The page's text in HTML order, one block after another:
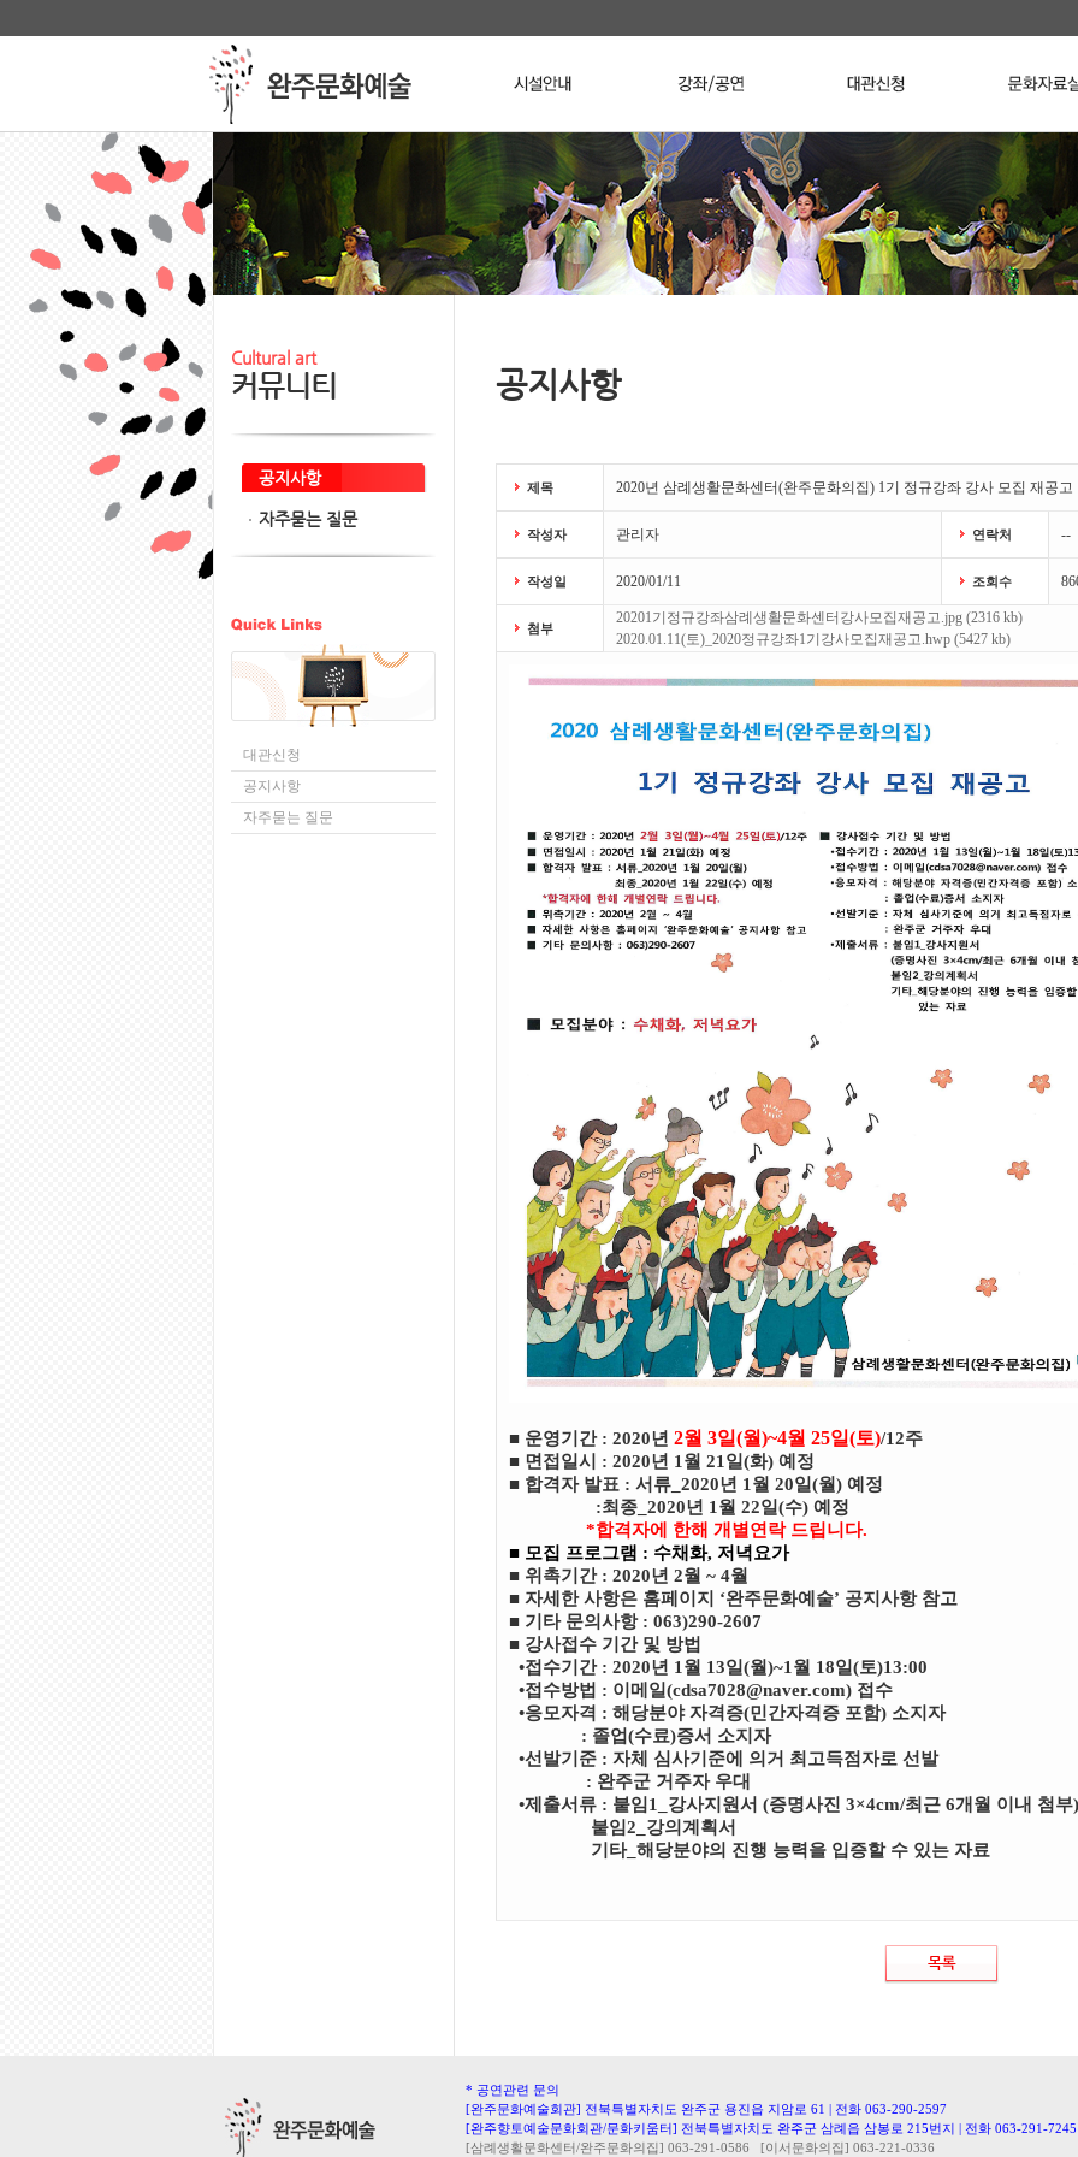
Cultural art
커뮤니티
공지사항
자주묻는 질문
대관신청
공지사항
자주묻는 질문
공지사항
제목 2020년 삼례생활문화센터(완주문화의집) 1기 정규강좌 강사 모집 재공고
작성자 관리자 연락처 --
작성일 2020/01/11 조회수
첨부
20201기정규강좌삼례생활문화센터강사모집재공고.jpg (2316 kb)
2020.01.11(토)_2020정규강좌1기강사모집재공고.hwp (5427 kb)
■ 운영기간 : 2020년 2월 3일(월)~4월 25일(토)/12주
■ 면접일시 : 2020년 1 월 21 일(화) 예정
■ 합격자 발표 : 서류 _2020년 1 월 20일(월) 예정
:최종 _2020년 1 월 22일(수) 예정
*합격자에 한해 개별연락 드립니다.
■ 모집 프로그램 : 수채화, 저녁요가
■ 위촉기간 : 2020년 2월 ~ 4월
■ 자세한 사항은 홈페이지 ‘완주문화예술’ 공지사항 참고
■ 기타 문의사항 : 063)290-2607
■ 강사접수 기간 및 방법
•접수기간 : 2020년 1 월 13일(월)~1 월 18일(토)13:00
•접수방법 : 이메일(cdsa7028@naver.com) 접수
•응모자격 : 해당분야 자격증(민간자격증 포함) 소지자
: 졸업(수료)증서 소지자
•선발기준 : 자체 심사기준에 의거 최고득점자로 선발
: 완주군 거주자 우대
•제출서류 : 붙임1_ 강사지원서 (증명사진 3×4cm/최근 6개월 이내 첨부)
붙임2_ 강의계획서
기타_ 해당분야의 진행 능력을 입증할 수 있는 자료
* 공연관련 문의
[완주문화예술회관] 전북특별자치도 완주군 용진읍 지암로 61 | 전화 063-290-2597
[완주향토예술문화회관/문화키움터] 전북특별자치도 완주군 삼례읍 삼봉로 215번지 | 전화 063-291-7245
[삼례생활문화센터/완주문화의집] 063-291-0586 [이서문화의집] 063-221-0336